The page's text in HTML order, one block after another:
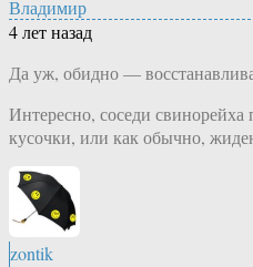
Владимир
4 лет назад
Да уж, обидно —
Интересно, соседи
кусочки, или как обычно,
zontik